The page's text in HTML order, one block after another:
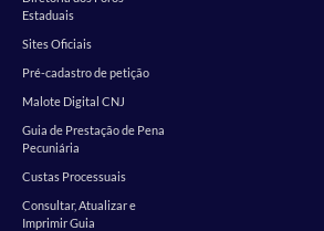
Estaduais
Sites Oficiais
Pré-cadastro de petição
Malote Digital CNJ
Guia de Prestação de Pena
Pecuniária
Custas Processuais
Consultar, Atualizar e
Imprimir Guia